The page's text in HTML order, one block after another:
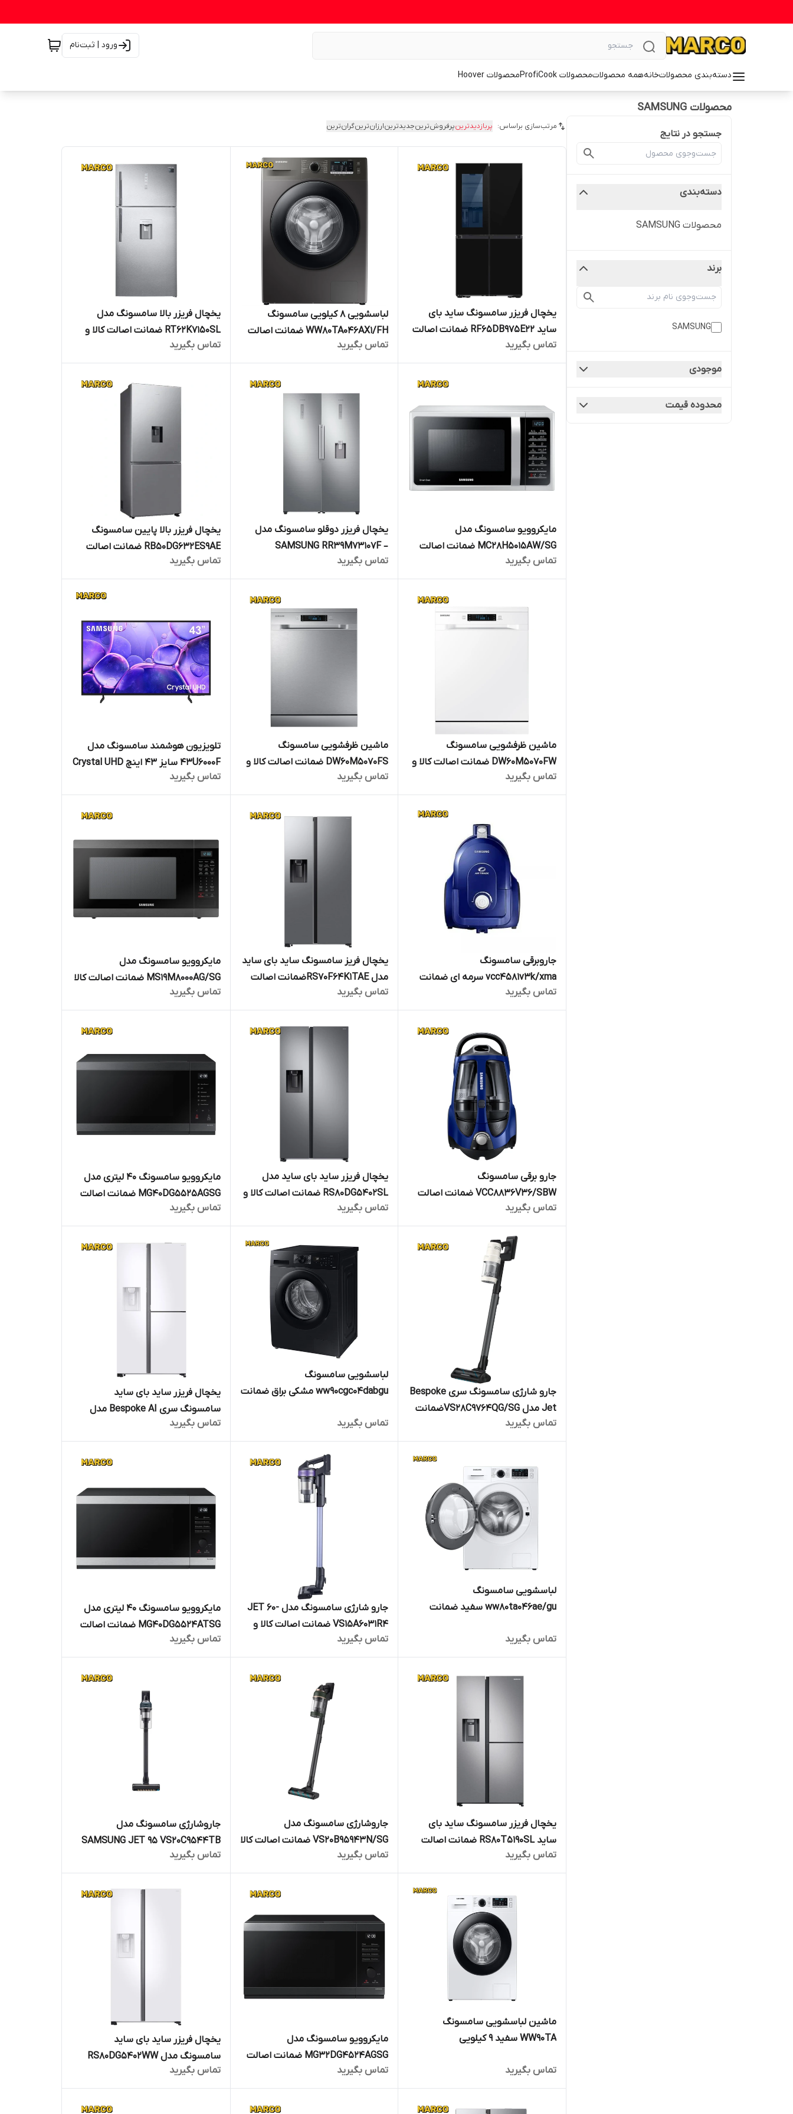
ورود | ثبت‌نام
دسته‌بندی محصولاتخانههمه محصولاتمحصولات ProfiCook محصولات Hoover
محصولات SAMSUNG
جستجو در نتایج
دسته‌بندی
محصولات SAMSUNG
برند
SAMSUNG
موجودی
محدوده قیمت
مرتب‌سازی براساس: پربازدیدترینپرفروش‌ترینجدیدترینارزان‌ترینگران‌ترین
یخچال فریزر سامسونگ ساید بای
ساید RF65DB975E22 ضمانت اصالت
ماهه مارکو تجارت
تماس بگیرید
لباسشویی 8 کیلویی سامسونگ
WW80TA046AX1/FH ضمانت اصالت
مارکو تجارت
تماس بگیرید
یخچال فریزر بالا سامسونگ مدل
RT62K7150SL ضمانت اصالت کالا و
تجارت
تماس بگیرید
مایکروویو سامسونگ مدل
MC28H5015AW/SG ضمانت اصالت
مارکو تجارت
تماس بگیرید
یخچال فریزر دوقلو سامسونگ مدل
SAMSUNG RR39M73107F –
ارسال فوری /گارانتی 18 ماهه مارکو
تماس بگیرید
یخچال فریزر بالا پایین سامسونگ
RB50DG632ES9AE ضمانت اصالت
ماهه مارکو تجارت
تماس بگیرید
ماشین ظرفشویی سامسونگ
DW60M5070FW ضمانت اصالت کالا و
تجارت
تماس بگیرید
ماشین ظرفشویی سامسونگ
DW60M5070FS ضمانت اصالت کالا و
تجارت
تماس بگیرید
تلویزیون هوشمند سامسونگ مدل
43U6000F سایز 43 اینچ Crystal UHD
4K/اورجینال ارسال فوری با گارانتی و
ضمانت اصالت کالا
تماس بگیرید
جاروبرقی سامسونگ
vcc4581v3k/xma سرمه ای ضمانت
ماهه مارکو تجارت
تماس بگیرید
یخچال فریز سامسونگ ساید بای ساید
مدل RS70F64K1TAEضمانت اصالت
مارکو تجارت
تماس بگیرید
مایکروویو سامسونگ مدل
MS19M8000AG/SG ضمانت اصالت کالا
تجارت
تماس بگیرید
جارو برقی سامسونگ
VCC8836V36/SBW ضمانت اصالت
مارکو تجارت
تماس بگیرید
یخچال فریزر ساید بای ساید مدل
RS80DG5402SL ضمانت اصالت کالا و
مارکو تجارت
تماس بگیرید
مایکروویو سامسونگ 40 لیتری مدل
MG40DG5525AGSG ضمانت اصالت
مارکو تجارت
تماس بگیرید
جارو شارژی سامسونگ سری Bespoke
Jet مدل VS28C9764QG/SGضمانت
ماهه مارکو تجارت
تماس بگیرید
لباسشویی سامسونگ
ww90cgc04dabgu مشکی براق ضمانت
ماهه مارکو تجارت
تماس بگیرید
یخچال فریزر ساید بای ساید
سامسونگ سری Bespoke AI مدل
ارسال فوری و گارانتی 18 ماهه مارکو
تماس بگیرید
لباسشویی سامسونگ
ww80ta046ae/gu سفید ضمانت
ماهه مارکو تجارت
تماس بگیرید
جارو شارژی سامسونگ مدل JET 60-
VS15A6031R4 ضمانت اصالت کالا و
تجارت
تماس بگیرید
مایکروویو سامسونگ 40 لیتری مدل
MG40DG5524ATSG ضمانت اصالت
مارکو تجارت
تماس بگیرید
یخچال فریزر سامسونگ ساید بای
ساید RS80T5190SL ضمانت اصالت
مارکو تجارت
تماس بگیرید
جاروشارژی سامسونگ مدل
VS20B95943N/SG ضمانت اصالت کالا
تجارت
تماس بگیرید
جاروشارژی سامسونگ مدل
SAMSUNG JET 95 VS20C9544TB
ضمانت اصالت کالا و ارسال فوری /
گارانتی 18 ماهه مارکو تجارت
تماس بگیرید
ماشین لباسشویی سامسونگ
WW90TA سفید 9 کیلویی
تجارت
تماس بگیرید
مایکروویو سامسونگ مدل
MG32DG4524AGSG ضمانت اصالت
مارکو تجارت
تماس بگیرید
یخچال فریزر ساید بای ساید
سامسونگ مدل RS80DG5402WW
ضمانت اصالت کالا و ارسال فوری /
گارانتی 18 ماهه مارکو تجارت
تماس بگیرید